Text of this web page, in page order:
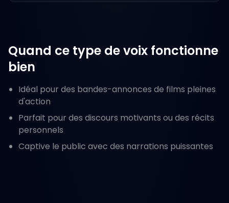
Quand ce type de voix fonctionne
bien
Idéal pour des bandes-annonces de films pleines
d'action
Parfait pour des discours motivants ou des récits
personnels
Captive le public avec des narrations puissantes